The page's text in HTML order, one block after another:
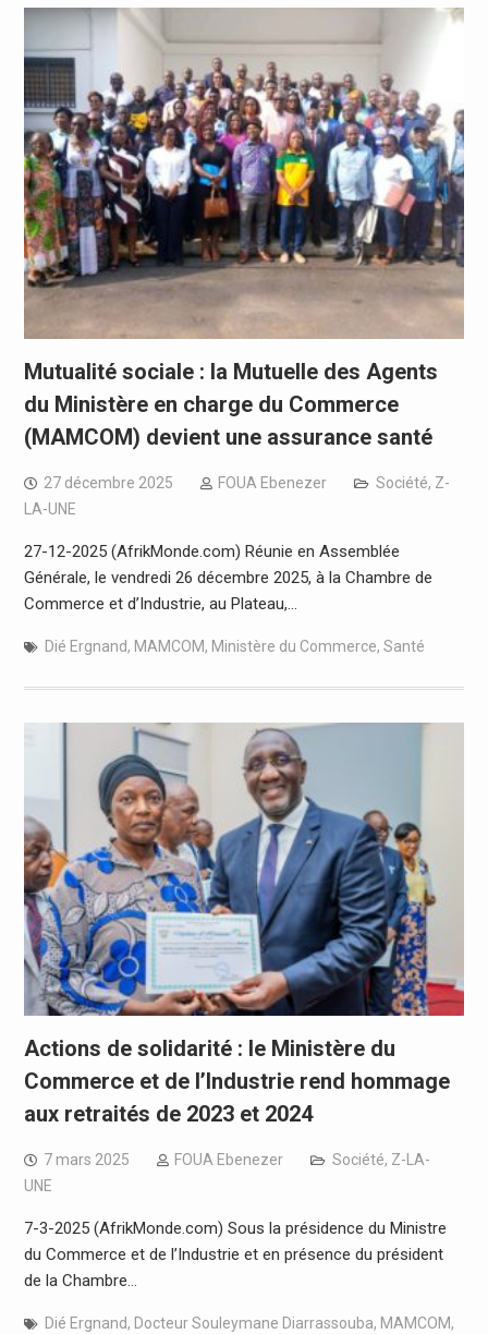
Mutualité sociale : la Mutuelle des Agents
du Ministère en charge du Commerce
(MAMCOM) devient une assurance santé
27 décembre 2025 FOUA Ebenezer Société, Z-
LA-UNE
27-12-2025 (AfrikMonde.com) Réunie en Assemblée
Générale, le vendredi 26 décembre 2025, à la Chambre de
Commerce et d’Industrie, au Plateau,…
Dié Ergnand, MAMCOM, Ministère du Commerce, Santé
Actions de solidarité : le Ministère du
Commerce et de l’Industrie rend hommage
aux retraités de 2023 et 2024
7 mars 2025 FOUA Ebenezer Société, Z-LA-
UNE
7-3-2025 (AfrikMonde.com) Sous la présidence du Ministre
du Commerce et de l’Industrie et en présence du président
de la Chambre…
Dié Ergnand, Docteur Souleymane Diarrassouba, MAMCOM,